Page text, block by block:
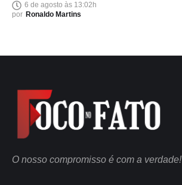
6 de agosto às 13:02h
por Ronaldo Martins
O nosso compromisso é com a verdade!